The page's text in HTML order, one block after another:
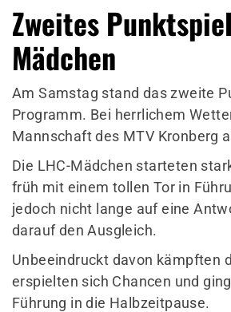
Zweites
Mädchen
Am Samstag stand das zweite
Programm. Bei herrlichem
Mannschaft des MTV Kronberg
Die LHC-Mädchen starteten
früh mit einem tollen Tor in
jedoch nicht lange auf eine
darauf den Ausgleich.
Unbeeindruckt davon kämpften
erspielten sich Chancen und
Führung in die Halbzeitpause.
News
Vereins-News
Spielergebnisse